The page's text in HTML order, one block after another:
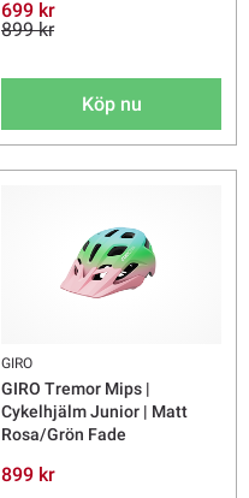
699 kr
899 kr
Köp nu
GIRO
GIRO Tremor Mips |
Cykelhjälm Junior | Matt
Rosa/Grön Fade
899 kr